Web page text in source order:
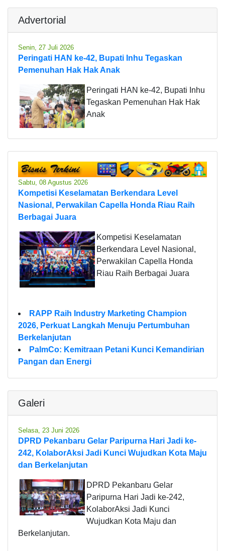
Advertorial
Senin, 27 Juli 2026
Peringati HAN ke-42, Bupati Inhu Tegaskan
Pemenuhan Hak Hak Anak
Peringati HAN ke-42, Bupati Inhu
Tegaskan Pemenuhan Hak Hak
Anak
Sabtu, 08 Agustus 2026
Kompetisi Keselamatan Berkendara Level
Nasional, Perwakilan Capella Honda Riau Raih
Berbagai Juara
Kompetisi Keselamatan
Berkendara Level Nasional,
Perwakilan Capella Honda
Riau Raih Berbagai Juara
RAPP Raih Industry Marketing Champion
2026, Perkuat Langkah Menuju Pertumbuhan
Berkelanjutan
PalmCo: Kemitraan Petani Kunci Kemandirian
Pangan dan Energi
Galeri
Selasa, 23 Juni 2026
DPRD Pekanbaru Gelar Paripurna Hari Jadi ke-
242, KolaborAksi Jadi Kunci Wujudkan Kota Maju
dan Berkelanjutan
DPRD Pekanbaru Gelar
Paripurna Hari Jadi ke-242,
KolaborAksi Jadi Kunci
Wujudkan Kota Maju dan
Berkelanjutan.